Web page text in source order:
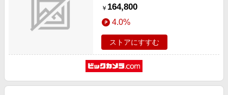
￥ 164,800
4.0%
ストアにすすむ